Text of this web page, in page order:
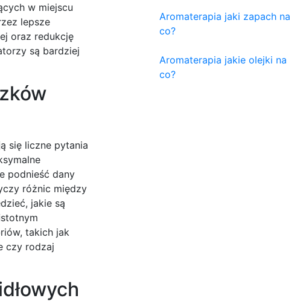
w miejscu
lepsze
oraz redukcję
są bardziej
się liczne pytania
podnieść dany
różnic między
jakie są
takich jak
czy rodzaj
Aromaterapia jaki zapach na
co?
Aromaterapia jakie olejki na
co?